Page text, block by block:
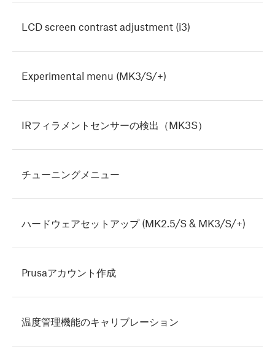
LCD screen contrast adjustment (i3)
Experimental menu (MK3/S/+)
IRフィラメントセンサーの検出（MK3S）
チューニングメニュー
ハードウェアセットアップ (MK2.5/S & MK3/S/+)
Prusaアカウント作成
温度管理機能のキャリブレーション